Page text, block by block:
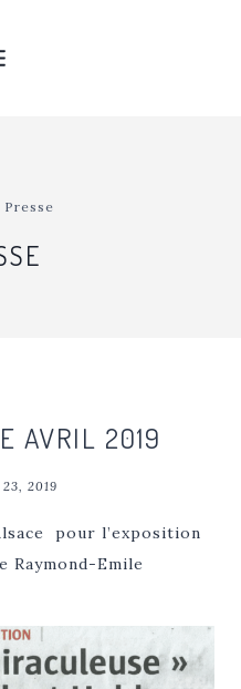
Presse
AVRIL 2019
2019
pour l’exposition
Emile